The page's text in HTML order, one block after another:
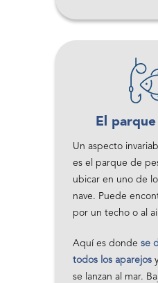
El
Un aspecto
es el parque de
ubicar en uno de
nave. Puede
por un techo o al
Aquí es donde se
todos los aparejos
se lanzan al mar.